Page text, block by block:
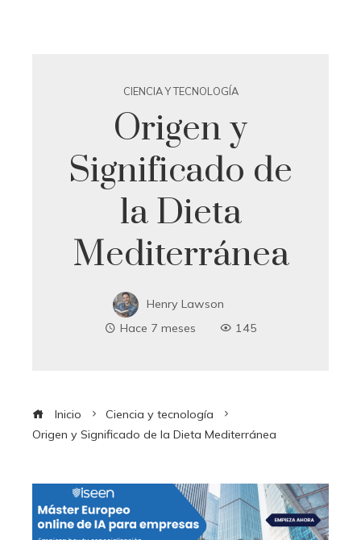
CIENCIA Y TECNOLOGÍA
Origen y
Significado de
la Dieta
Mediterránea
Henry Lawson
Hace 7 meses
145
Inicio
Ciencia y tecnología
Origen y Significado de la Dieta Mediterránea